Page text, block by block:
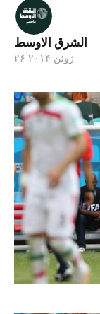
الشرق الاوسط
۲۶ ژوئن ۲۰۱۴